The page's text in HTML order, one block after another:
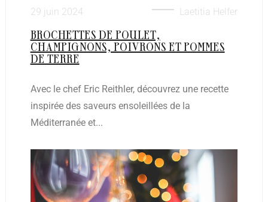
29 juin 2024 Laetitia Helfer
BROCHETTES DE POULET,
CHAMPIGNONS, POIVRONS ET POMMES
DE TERRE
Avec le chef Eric Reithler, découvrez une recette
inspirée des saveurs ensoleillées de la
Méditerranée et...